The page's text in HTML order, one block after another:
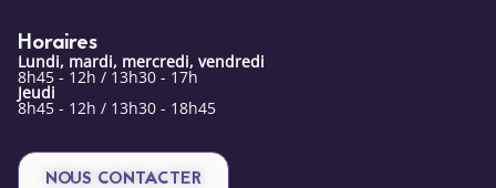
Horaires
Lundi, mardi, mercredi, vendredi
8h45 - 12h / 13h30 - 17h
Jeudi
8h45 - 12h / 13h30 - 18h45
NOUS CONTACTER